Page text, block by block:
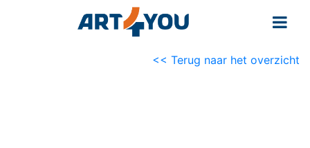
<< Terug naar het overzicht